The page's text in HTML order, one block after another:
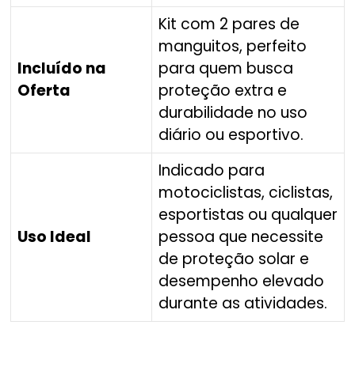
Incluído na
Oferta
Kit com 2 pares de
manguitos, perfeito
para quem busca
proteção extra e
durabilidade no uso
diário ou esportivo.
Uso Ideal
Indicado para
motociclistas, ciclistas,
esportistas ou qualquer
pessoa que necessite
de proteção solar e
desempenho elevado
durante as atividades.